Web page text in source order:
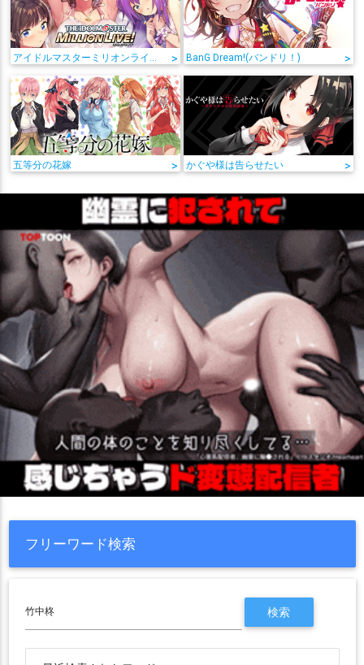
アイドルマスターミリオンライブ! > BanG Dream!(バンドリ！) >
五等分の花嫁 > かぐや様は告らせたい >
フリーワード検索